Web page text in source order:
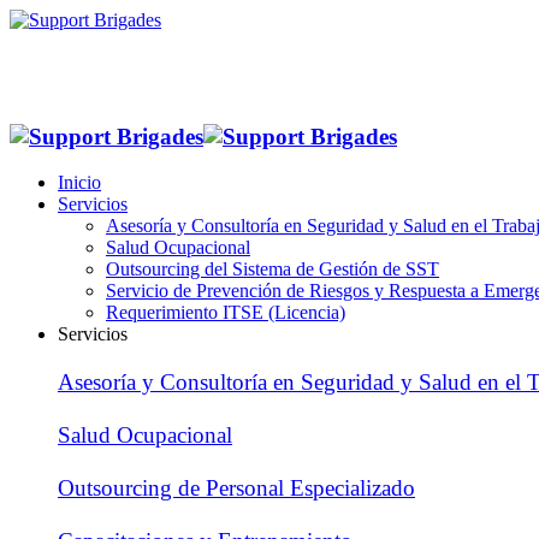
Inicio
Servicios
Asesoría y Consultoría en Seguridad y Salud en el
Salud Ocupacional
Outsourcing del Sistema de Gestión de SST
Servicio de Prevención de Riesgos y Respuesta a
Requerimiento ITSE (Licencia)
Servicios
Asesoría y Consultoría en Seguridad y Salud en el
Salud Ocupacional
Outsourcing de Personal Especializado